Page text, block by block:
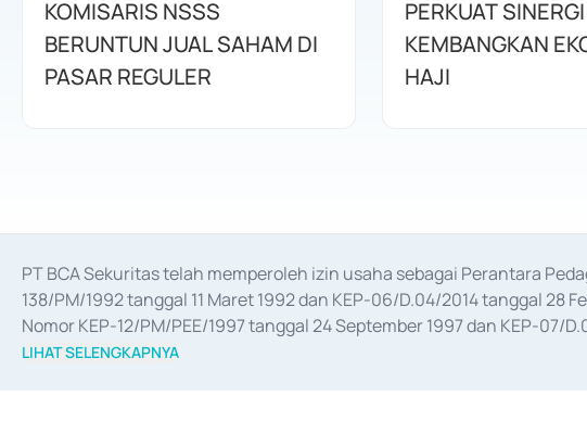
KOMISARIS NSSS
BERUNTUN JUAL SAHAM DI
PASAR REGULER
PERKUAT
KEMBANGKAN
HAJI
PT BCA Sekuritas telah memperoleh izin usaha sebagai Perantara
138/PM/1992 tanggal 11 Maret 1992 dan KEP-06/D.04/2014 tanggal
Nomor KEP-12/PM/PEE/1997 tanggal 24 September 1997 dan KEP-07/
merger, akuisisi, divestasi, dan
LIHAT SELENGKAPNYA